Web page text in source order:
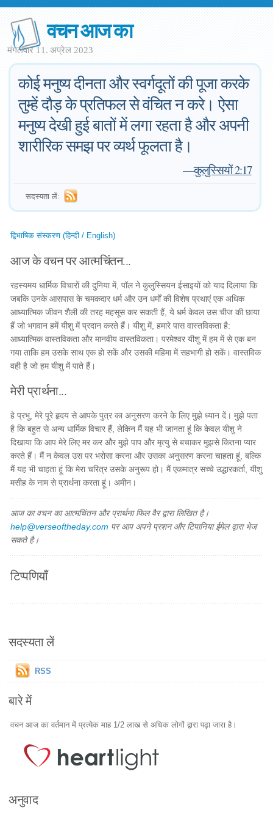
वचन आज का
मंगलवार 11. अप्रेल 2023
कोई मनुष्य दीनता और स्वर्गदूतों की पूजा करके
तुम्हें दौड़ के प्रतिफल से वंचित न करे। ऐसा
मनुष्य देखी हुई बातों में लगा रहता है और अपनी
शारीरिक समझ पर व्यर्थ फूलता है।
—कुलुस्सियों 2:17
सदस्यता लें:
द्विभाषिक संस्करण (हिन्दी / English)
आज के वचन पर आत्मचिंतन...
रहस्यमय धार्मिक विचारों की दुनिया में, पॉल ने कुलुस्सियन ईसाइयों को याद दिलाया कि
जबकि उनके आसपास के चमकदार धर्म और उन धर्मों की विशेष प्रथाएं एक अधिक
आध्यात्मिक जीवन शैली की तरह महसूस कर सकती हैं, ये धर्म केवल उस चीज की छाया
हैं जो भगवान हमें यीशु में प्रदान करते हैं। यीशु में, हमारे पास वास्तविकता है:
आध्यात्मिक वास्तविकता और मानवीय वास्तविकता। परमेश्वर यीशु में हम में से एक बन
गया ताकि हम उसके साथ एक हो सकें और उसकी महिमा में सहभागी हो सकें। वास्तविक
वही है जो हम यीशु में पाते हैं।
मेरी प्रार्थना...
हे प्रभु, मेरे पूरे हृदय से आपके पुत्र का अनुसरण करने के लिए मुझे ध्यान दें। मुझे पता
है कि बहुत से अन्य धार्मिक विचार हैं, लेकिन मैं यह भी जानता हूं कि केवल यीशु ने
दिखाया कि आप मेरे लिए मर कर और मुझे पाप और मृत्यु से बचाकर मुझसे कितना प्यार
करते हैं। मैं न केवल उस पर भरोसा करना और उसका अनुसरण करना चाहता हूं, बल्कि
मैं यह भी चाहता हूं कि मेरा चरित्र उसके अनुरूप हो। मैं एकमात्र सच्चे उद्धारकर्ता, यीशु
मसीह के नाम से प्रार्थना करता हूं। अमीन।
आज का वचन का आत्मचिंतन और प्रार्थना फिल वैर द्वारा लिखित है।
help@verseoftheday.com पर आप अपने प्रशन और टिपानिया ईमेल द्वारा भेज
सकते है।
टिप्पणियाँ
सदस्यता लें
RSS
बारे में
वचन आज का वर्तमान में प्रत्येक माह 1/2 लाख से अधिक लोगों द्वारा पढ़ा जारा है।
अनुवाद